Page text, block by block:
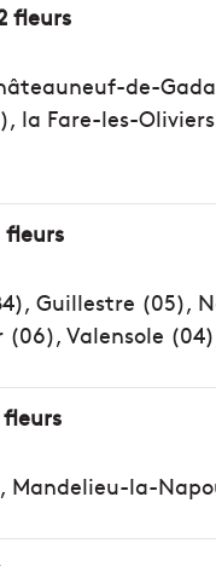
fleurs
de-
la Fare-les-
fleurs
Guillestre (05),
Valensole
Mandelieu-la-